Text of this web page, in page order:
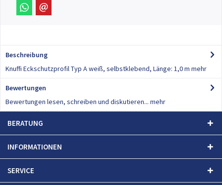
Beschreibung
Knuffi Eckschutzprofil Typ A weiß, selbstklebend, Länge: 1,0 m mehr
Bewertungen
Bewertungen lesen, schreiben und diskutieren... mehr
BERATUNG
INFORMATIONEN
SERVICE